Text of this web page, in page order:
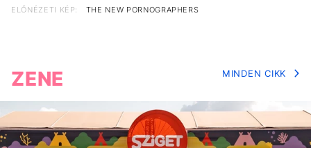
ELŐNÉZETI KÉP:
THE NEW PORNOGRAPHERS
ZENE MINDEN CIKK